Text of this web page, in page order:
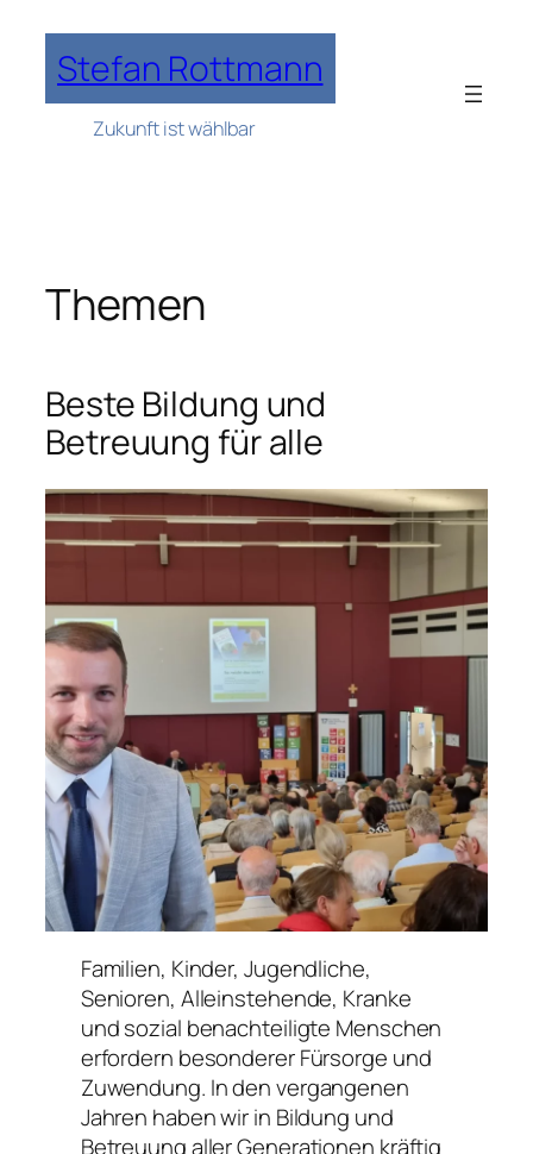
Inhalt
springenStefan Rottmann
Zukunft ist wählbar
Themen
Beste Bildung und
Betreuung für alle
Familien, Kinder, Jugendliche,
Senioren, Alleinstehende, Kranke
und sozial benachteiligte Menschen
erfordern besonderer Fürsorge und
Zuwendung. In den vergangenen
Jahren haben wir in Bildung und
Betreuung aller Generationen kräftig